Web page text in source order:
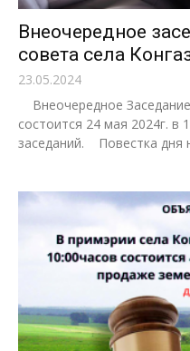
Внеочередное
совета села
23.05.2024
Внеочередное
состоится 24 мая 2024г.
заседаний. Повестка дня